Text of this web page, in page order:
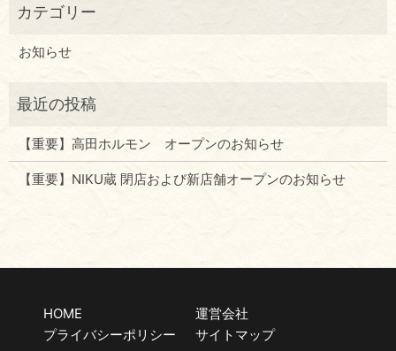
お知らせ
【重要】高田ホルモン オープンのお知らせ
【重要】NIKU蔵 閉店および新店舗オープンのお知らせ
HOME
運営会社
プライバシーポリシー
サイトマップ